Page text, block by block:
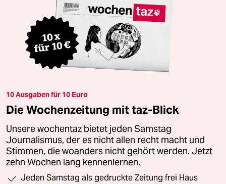
10 Ausgaben für 10 Euro
Die Wochenzeitung mit taz-Blick
Unsere wochentaz bietet jeden Samstag
Journalismus, der es nicht allen recht macht und
Stimmen, die woanders nicht gehört werden. Jetzt
zehn Wochen lang kennenlernen.
Jeden Samstag als gedruckte Zeitung frei Haus